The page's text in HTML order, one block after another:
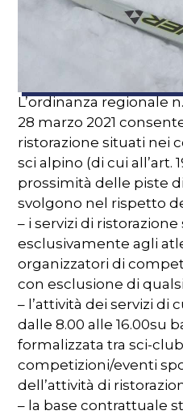
L’ordinanza regionale
28 marzo 2021
ristorazione situati nei
sci alpino (di cui all’art.
prossimità delle piste
svolgono nel rispetto
– i servizi di
esclusivamente agli
organizzatori di
con esclusione di
– l’attività dei servizi di
dalle 8.00 alle 16.00su
formalizzata tra sci-
competizioni/eventi
dell’attività di
– la base contrattuale